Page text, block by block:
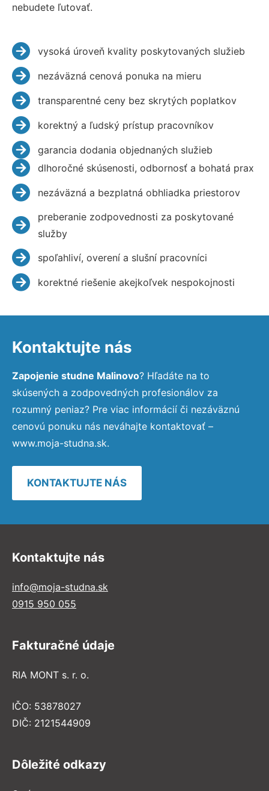
nebudete ľutovať.
vysoká úroveň kvality poskytovaných služieb
nezáväzná cenová ponuka na mieru
transparentné ceny bez skrytých poplatkov
korektný a ľudský prístup pracovníkov
garancia dodania objednaných služieb
dlhoročné skúsenosti, odbornosť a bohatá prax
nezáväzná a bezplatná obhliadka priestorov
preberanie zodpovednosti za poskytované
služby
spoľahliví, overení a slušní pracovníci
korektné riešenie akejkoľvek nespokojnosti
Kontaktujte nás
Zapojenie studne Malinovo? Hľadáte na to
skúsených a zodpovedných profesionálov za
rozumný peniaz? Pre viac informácií či nezáväznú
cenovú ponuku nás neváhajte kontaktovať –
www.moja-studna.sk.
KONTAKTUJTE NÁS
Kontaktujte nás
info@moja-studna.sk
0915 950 055
Fakturačné údaje
RIA MONT s. r. o.
IČO: 53878027
DIČ: 2121544909
Dôležité odkazy